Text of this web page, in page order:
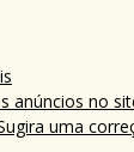
anúncios no
uma